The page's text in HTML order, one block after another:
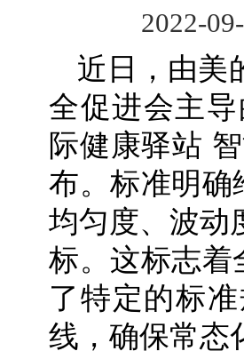
2022-
近日，由美
全促进会主
际健康驿站
布。标准明确
均匀度、波动
标。这标志着
了特定的标
线，确保常态